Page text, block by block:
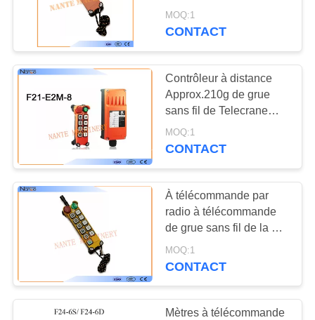
CONTRÔLE
DE
QUALITÉ
NOUS
CONTACTER
DEMANDEZ
UNE
CITATION
industrielle universelle
de grue
MOQ:1
CONTACT
Contrôleur à distance
Approx.210g de grue
sans fil de Telecrane
160 x 50 x 50 millimètres
MOQ:1
CONTACT
À télécommande par
radio à télécommande
de grue sans fil de la CE
pour des grues
MOQ:1
CONTACT
Mètres à télécommande